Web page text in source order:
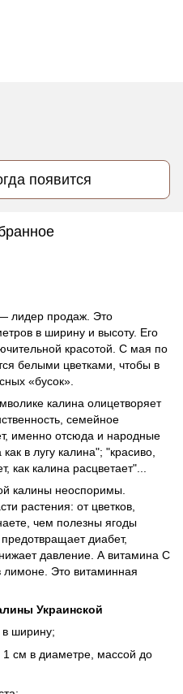
появится
лидер продаж. Это
в ширину и высоту. Его
красотой. С мая по
белыми цветками, чтобы в
«бусок».
калина олицетворяет
семейное
именно отсюда и народные
в лугу калина"; "красиво,
как калина расцветает"...
калины неоспоримы.
растения: от цветков,
чем полезны ягоды
диабет,
давление. А витамина С
Это витаминная
Украинской
в ширину;
1 см в диаметре, массой до